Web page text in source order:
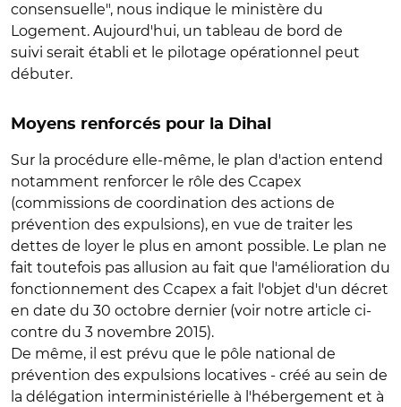
consensuelle", nous indique le ministère du
Logement. Aujourd'hui, un tableau de bord de
suivi serait établi et le pilotage opérationnel peut
débuter.
Moyens renforcés pour la Dihal
Sur la procédure elle-même, le plan d'action entend
notamment renforcer le rôle des Ccapex
(commissions de coordination des actions de
prévention des expulsions), en vue de traiter les
dettes de loyer le plus en amont possible. Le plan ne
fait toutefois pas allusion au fait que l'amélioration du
fonctionnement des Ccapex a fait l'objet d'un décret
en date du 30 octobre dernier (voir notre article ci-
contre du 3 novembre 2015).
De même, il est prévu que le pôle national de
prévention des expulsions locatives - créé au sein de
la délégation interministérielle à l'hébergement et à